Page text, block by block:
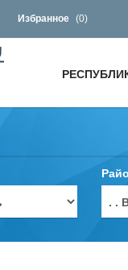
Избранное (0)
. .